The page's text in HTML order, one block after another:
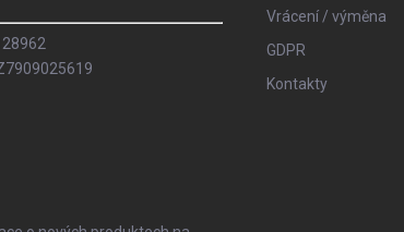
Vrácení / výměna
GDPR
Kontakty